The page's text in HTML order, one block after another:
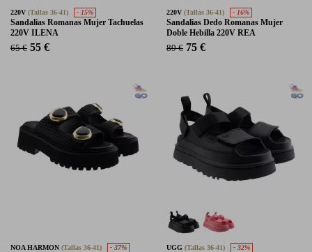
220V (Tallas 36-41) - 15%
Sandalias Romanas Mujer Tachuelas
220V ILENA
65 € 55 €
220V (Tallas 36-41) - 16%
Sandalias Dedo Romanas Mujer
Doble Hebilla 220V REA
89 € 75 €
NOA HARMON (Tallas 36-41) - 37% UGG (Tallas 36-41) - 32%